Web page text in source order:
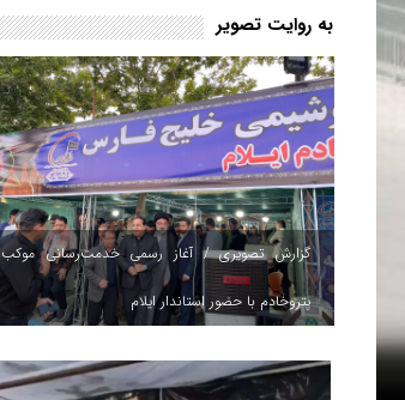
به روایت تصویر
گزارش تصویری / آغاز رسمی خدمت‌رسانی موکب
پتروخادم با حضور استاندار ایلام